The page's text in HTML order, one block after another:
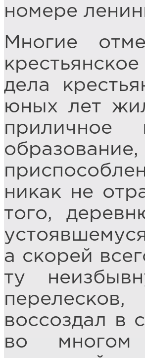
номере
Многие
дела
юных лет
никак не
того,
а скорей
ту
воссоздал в
во многом